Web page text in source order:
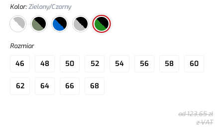
Kolor:Zielony/Czarny
Rozmiar
46 48 50 52 54 56 58 60
62 64 66 68
od123,65zł
z VAT